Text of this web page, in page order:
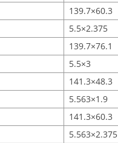
139.7×60.3
5.5×2.375
139.7×76.1
5.5×3
141.3×48.3
5.563×1.9
141.3×60.3
5.563×2.375